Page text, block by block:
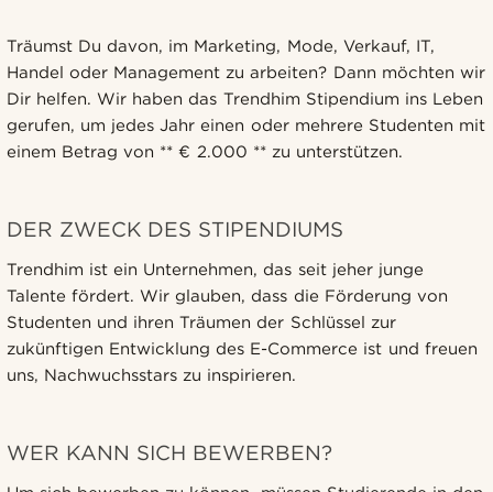
Träumst Du davon, im Marketing, Mode, Verkauf, IT,
Handel oder Management zu arbeiten? Dann möchten wir
Dir helfen. Wir haben das Trendhim Stipendium ins Leben
gerufen, um jedes Jahr einen oder mehrere Studenten mit
einem Betrag von ** € 2.000 ** zu unterstützen.
DER ZWECK DES STIPENDIUMS
Trendhim ist ein Unternehmen, das seit jeher junge
Talente fördert. Wir glauben, dass die Förderung von
Studenten und ihren Träumen der Schlüssel zur
zukünftigen Entwicklung des E-Commerce ist und freuen
uns, Nachwuchsstars zu inspirieren.
WER KANN SICH BEWERBEN?